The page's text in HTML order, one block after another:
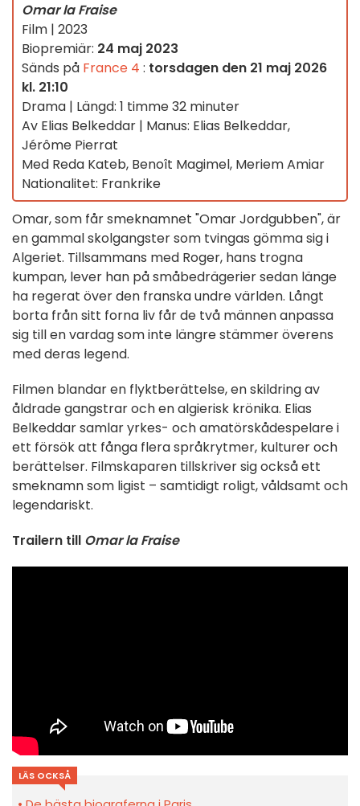
Omar la Fraise
Film | 2023
Biopremiär: 24 maj 2023
Sänds på France 4 : torsdagen den 21 maj 2026
kl. 21:10
Drama | Längd: 1 timme 32 minuter
Av Elias Belkeddar | Manus: Elias Belkeddar,
Jérôme Pierrat
Med Reda Kateb, Benoît Magimel, Meriem Amiar
Nationalitet: Frankrike
Omar, som får smeknamnet "Omar Jordgubben", är
en gammal skolgangster som tvingas gömma sig i
Algeriet. Tillsammans med Roger, hans trogna
kumpan, lever han på småbedrägerier sedan länge
ha regerat över den franska undre världen. Långt
borta från sitt forna liv får de två männen anpassa
sig till en vardag som inte längre stämmer överens
med deras legend.
Filmen blandar en flyktberättelse, en skildring av
åldrade gangstrar och en algierisk krönika. Elias
Belkeddar samlar yrkes- och amatörskådespelare i
ett försök att fånga flera språkrytmer, kulturer och
berättelser. Filmskaparen tillskriver sig också ett
smeknamn som ligist – samtidigt roligt, våldsamt och
legendariskt.
Trailern till Omar la Fraise
LÄS OCKSÅ